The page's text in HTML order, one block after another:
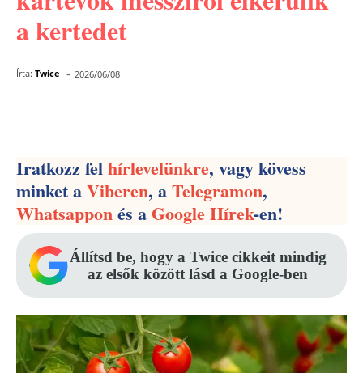
a kertedet
Írta: Twice - 2026/06/08
Iratkozz felhírlevelünkre, vagy kövess
minket aViberen, aTelegramon,
Whatsapponés aGoogle Hírek-en!
Állítsd be, hogy a Twice cikkeit mindig
az elsők között lásd a Google-ben